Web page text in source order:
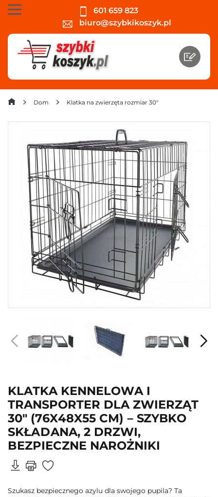
601 659 823
biuro@szybkikoszyk.pl
Dom Klatka na zwierzęta rozmiar 30"
KLATKA KENNELOWA I
TRANSPORTER DLA ZWIERZĄT
30" (76X48X55 CM) – SZYBKO
SKŁADANA, 2 DRZWI,
BEZPIECZNE NAROŻNIKI
Szukasz bezpiecznego azylu dla swojego pupila? Ta